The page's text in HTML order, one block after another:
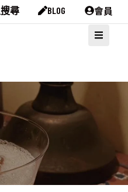
搜尋 BLOG 會員